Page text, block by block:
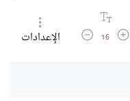
زيادة حجم الخط
16 تقليل حجم الخط
الإعدادات